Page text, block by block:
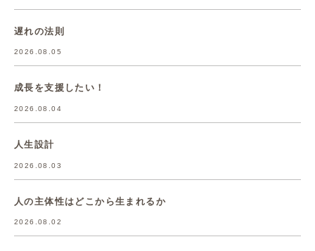
遅れの法則
2026.08.05
成長を支援したい！
2026.08.04
人生設計
2026.08.03
人の主体性はどこから生まれるか
2026.08.02